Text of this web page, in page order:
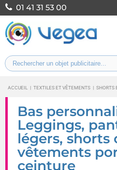
01 41 31 53 00
ACCUEIL | TEXTILES ET VÊTEMENTS | SHORTS
Bas
Leggings,
légers, shorts
vêtements
ceinture